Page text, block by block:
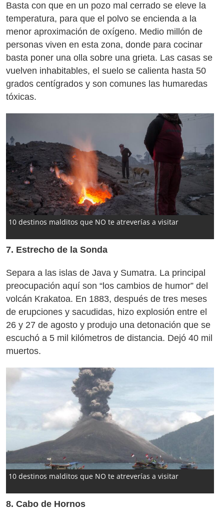
Basta con que en un pozo mal cerrado se eleve la
temperatura, para que el polvo se encienda a la
menor aproximación de oxígeno. Medio millón de
personas viven en esta zona, donde para cocinar
basta poner una olla sobre una grieta. Las casas se
vuelven inhabitables, el suelo se calienta hasta 50
grados centígrados y son comunes las humaredas
tóxicas.
10 destinos malditos que NO te atreverías a visitar
7. Estrecho de la Sonda
Separa a las islas de Java y Sumatra. La principal
preocupación aquí son “los cambios de humor” del
volcán Krakatoa. En 1883, después de tres meses
de erupciones y sacudidas, hizo explosión entre el
26 y 27 de agosto y produjo una detonación que se
escuchó a 5 mil kilómetros de distancia. Dejó 40 mil
muertos.
10 destinos malditos que NO te atreverías a visitar
8. Cabo de Hornos